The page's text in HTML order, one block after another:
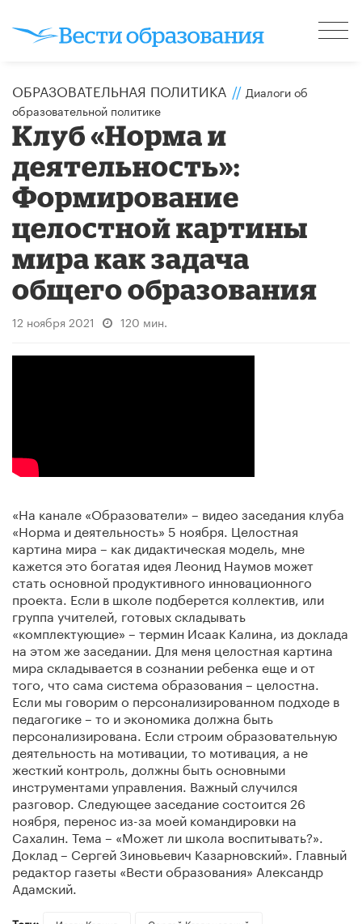
ОБРАЗОВАТЕЛЬНАЯ ПОЛИТИКА // Диалоги об
образовательной политике
Клуб «Норма и
деятельность»:
Формирование
целостной картины
мира как задача
общего образования
12 ноября 2021 120 мин.
«На канале «Образователи» – видео заседания клуба
«Норма и деятельность» 5 ноября. Целостная
картина мира – как дидактическая модель, мне
кажется это богатая идея Леонид Наумов может
стать основной продуктивного инновационного
проекта. Если в школе подберется коллектив, или
группа учителей, готовых складывать
«комплектующие» – термин Исаак Калина, из доклада
на этом же заседании. Для меня целостная картина
мира складывается в сознании ребенка еще и от
того, что сама система образования – целостна.
Если мы говорим о персонализированном подходе в
педагогике – то и экономика должна быть
персонализирована. Если строим образовательную
деятельность на мотивации, то мотивация, а не
жесткий контроль, должны быть основными
инструментами управления. Важный случился
разговор. Следующее заседание состоится 26
ноября, перенос из-за моей командировки на
Сахалин. Тема – «Может ли школа воспитывать?».
Доклад – Сергей Зиновьевич Казарновский». Главный
редактор газеты «Вести образования» Александр
Адамский.